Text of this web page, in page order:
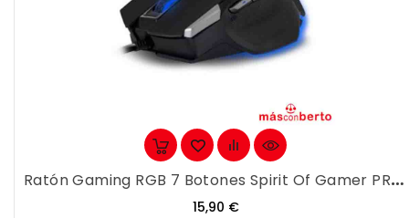
Ratón Gaming RGB 7 Botones Spirit Of Gamer PROM8
Precio
15,90 €